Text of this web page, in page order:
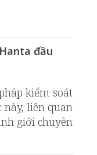
đầu
kiểm soát
liên quan
giới chuyên